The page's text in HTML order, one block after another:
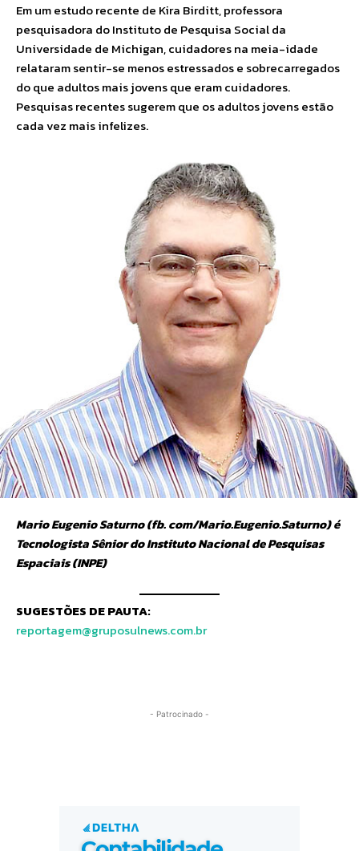
Em um estudo recente de Kira Birditt, professora
pesquisadora do Instituto de Pesquisa Social da
Universidade de Michigan, cuidadores na meia-idade
relataram sentir-se menos estressados e sobrecarregados
do que adultos mais jovens que eram cuidadores.
Pesquisas recentes sugerem que os adultos jovens estão
cada vez mais infelizes.
Mario Eugenio Saturno (fb. com/Mario.Eugenio.Saturno) é
Tecnologista Sênior do Instituto Nacional de Pesquisas
Espaciais (INPE)
SUGESTÕES DE PAUTA:
reportagem@gruposulnews.com.br
- Patrocinado -